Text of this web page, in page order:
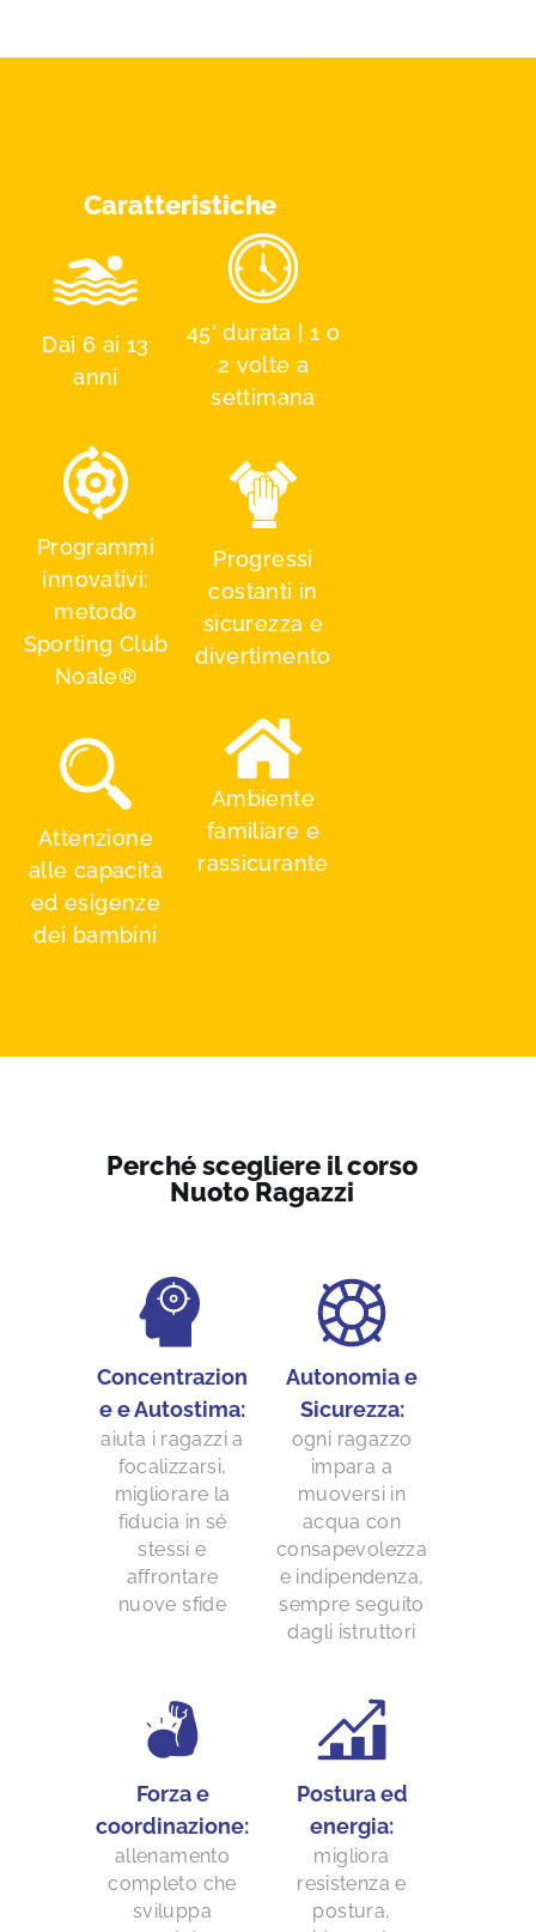
Caratteristiche
Dai 6 ai 13
anni
45' durata | 1 o
2 volte a
settimana
Programmi
innovativi:
metodo
Sporting Club
Noale®
Progressi
costanti in
sicurezza e
divertimento
Attenzione
alle capacità
ed esigenze
dei bambini
Ambiente
familiare e
rassicurante
Perché scegliere il corso
Nuoto Ragazzi
Concentrazion
e e Autostima:
aiuta i ragazzi a
focalizzarsi,
migliorare la
fiducia in sé
stessi e
affrontare
nuove sfide
Autonomia e
Sicurezza:
ogni ragazzo
impara a
muoversi in
acqua con
consapevolezza
e indipendenza,
sempre seguito
dagli istruttori
Forza e
coordinazione:
allenamento
completo che
sviluppa
Postura ed
energia:
migliora
resistenza e
postura,